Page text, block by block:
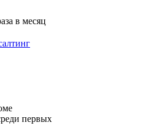
в месяц
первых